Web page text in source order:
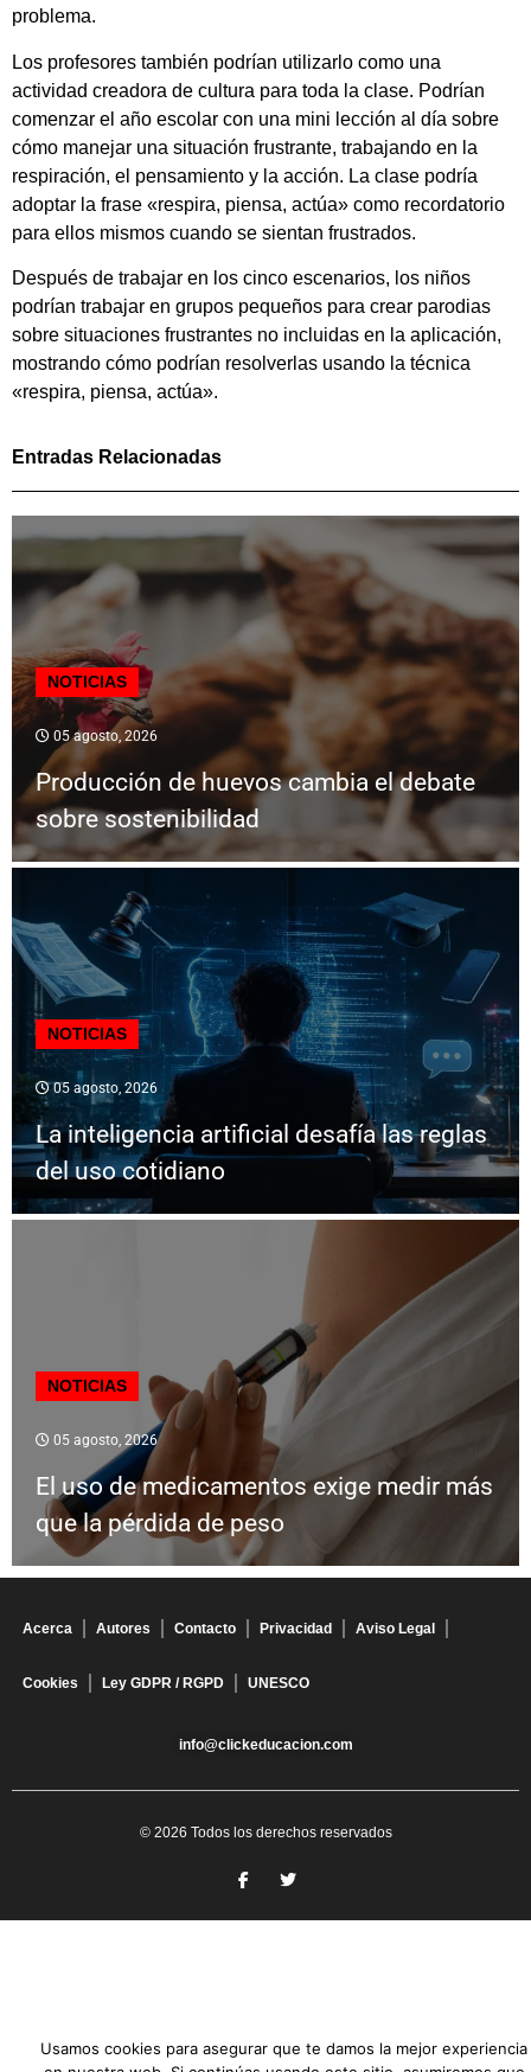
problema.
Los profesores también podrían utilizarlo como una
actividad creadora de cultura para toda la clase. Podrían
comenzar el año escolar con una mini lección al día sobre
cómo manejar una situación frustrante, trabajando en la
respiración, el pensamiento y la acción. La clase podría
adoptar la frase «respira, piensa, actúa» como recordatorio
para ellos mismos cuando se sientan frustrados.
Después de trabajar en los cinco escenarios, los niños
podrían trabajar en grupos pequeños para crear parodias
sobre situaciones frustrantes no incluidas en la aplicación,
mostrando cómo podrían resolverlas usando la técnica
«respira, piensa, actúa».
Entradas Relacionadas
NOTICIAS
05 agosto, 2026
Producción de huevos cambia el debate
sobre sostenibilidad
NOTICIAS
05 agosto, 2026
La inteligencia artificial desafía las reglas
del uso cotidiano
NOTICIAS
05 agosto, 2026
El uso de medicamentos exige medir más
que la pérdida de peso
Acerca Autores Contacto Privacidad Aviso Legal
Cookies Ley GDPR / RGPD UNESCO
info@clickeducacion.com
© 2026 Todos los derechos reservados
Usamos cookies para asegurar que te damos la mejor experiencia